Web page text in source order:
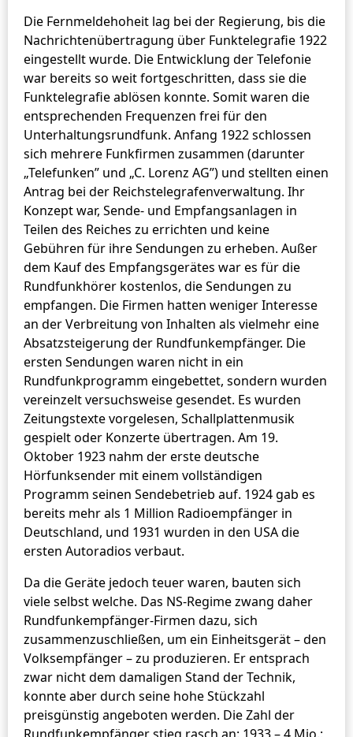
Die Fernmeldehoheit lag bei der Regierung, bis die
Nachrichtenübertragung über Funktelegrafie 1922
eingestellt wurde. Die Entwicklung der Telefonie
war bereits so weit fortgeschritten, dass sie die
Funktelegrafie ablösen konnte. Somit waren die
entsprechenden Frequenzen frei für den
Unterhaltungsrundfunk. Anfang 1922 schlossen
sich mehrere Funkfirmen zusammen (darunter
„Telefunken” und „C. Lorenz AG”) und stellten einen
Antrag bei der Reichstelegrafenverwaltung. Ihr
Konzept war, Sende- und Empfangsanlagen in
Teilen des Reiches zu errichten und keine
Gebühren für ihre Sendungen zu erheben. Außer
dem Kauf des Empfangsgerätes war es für die
Rundfunkhörer kostenlos, die Sendungen zu
empfangen. Die Firmen hatten weniger Interesse
an der Verbreitung von Inhalten als vielmehr eine
Absatzsteigerung der Rundfunkempfänger. Die
ersten Sendungen waren nicht in ein
Rundfunkprogramm eingebettet, sondern wurden
vereinzelt versuchsweise gesendet. Es wurden
Zeitungstexte vorgelesen, Schallplattenmusik
gespielt oder Konzerte übertragen. Am 19.
Oktober 1923 nahm der erste deutsche
Hörfunksender mit einem vollständigen
Programm seinen Sendebetrieb auf. 1924 gab es
bereits mehr als 1 Million Radioempfänger in
Deutschland, und 1931 wurden in den USA die
ersten Autoradios verbaut.
Da die Geräte jedoch teuer waren, bauten sich
viele selbst welche. Das NS-Regime zwang daher
Rundfunkempfänger-Firmen dazu, sich
zusammenzuschließen, um ein Einheitsgerät – den
Volksempfänger – zu produzieren. Er entsprach
zwar nicht dem damaligen Stand der Technik,
konnte aber durch seine hohe Stückzahl
preisgünstig angeboten werden. Die Zahl der